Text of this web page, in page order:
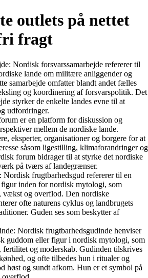
outlets på nettet
fragt
Nordisk forsvarssamarbejde refererer til
lande om militære anliggender og
samarbejde omfatter blandt andet fælles
og koordinering af forsvarspolitik. Det
styrker de enkelte landes evne til at
udfordringer.
er en platform for diskussion og
mellem de nordiske lande.
eksperter, organisationer og borgere for at
såsom ligestilling, klimaforandringer og
forum bidrager til at styrke det nordiske
på tværs af landegrænser.
frugtbarhedsgud refererer til en
inden for nordisk mytologi, som
vækst og overflod. Den nordiske
ofte naturens cyklus og landbrugets
Guden ses som beskytter af
Nordisk frugtbarhedsgudinde henviser
guddom eller figur i nordisk mytologi, som
fertilitet og moderskab. Gudinden tilskrives
og ofte tilbedes hun i ritualer og
høst og sundt afkom. Hun er et symbol på